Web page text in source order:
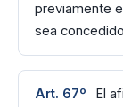
previamente
sea
Art. 67º
El